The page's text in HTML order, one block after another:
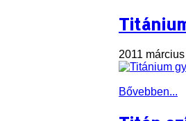
2011
Bővebben...